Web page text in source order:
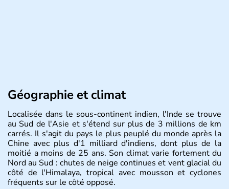
Géographie et climat
Localisée dans le sous-continent indien, l'Inde se trouve
au Sud de l'Asie et s'étend sur plus de 3 millions de km
carrés. Il s'agit du pays le plus peuplé du monde après la
Chine avec plus d'1 milliard d'indiens, dont plus de la
moitié a moins de 25 ans. Son climat varie fortement du
Nord au Sud : chutes de neige continues et vent glacial du
côté de l'Himalaya, tropical avec mousson et cyclones
fréquents sur le côté opposé.